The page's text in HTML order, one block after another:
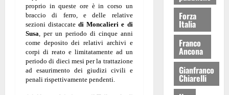
proprio in queste ore è in corso un
braccio di ferro, e delle relative
sezioni distaccatedi Moncalieri e di
Susa , per un periodo di cinque anni
come deposito dei relativi archivi e
corpi di reato e limitatamente ad un
periodo di dieci mesi per la trattazione
ad esaurimento dei giudizi civili e
penali rispettivamente pendenti.
Forza
Italia
Franco
Ancona
Gianfranco
Chiarelli